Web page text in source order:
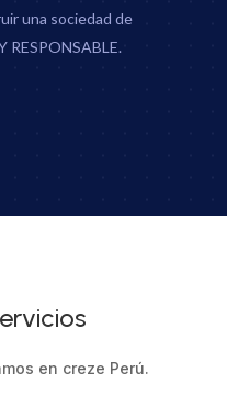
una sociedad de
RESPONSABLE.
en creze Perú.